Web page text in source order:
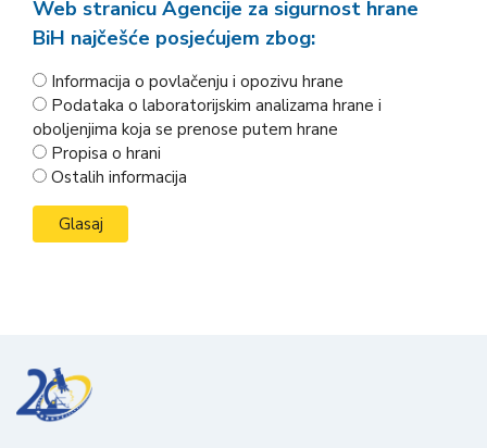
Web stranicu Agencije za sigurnost hrane
BiH najčešće posjećujem zbog:
Informacija o povlačenju i opozivu hrane
Podataka o laboratorijskim analizama hrane i
oboljenjima koja se prenose putem hrane
Propisa o hrani
Ostalih informacija